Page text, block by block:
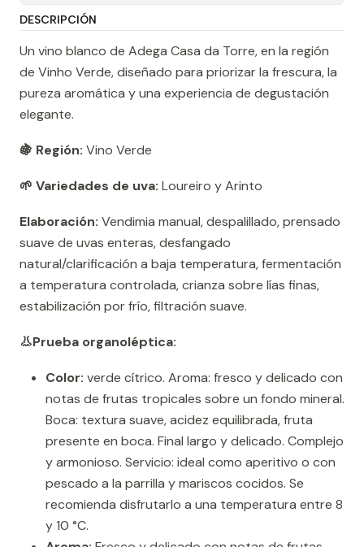
DESCRIPCIÓN
Un vino blanco de Adega Casa da Torre, en la región
de Vinho Verde, diseñado para priorizar la frescura, la
pureza aromática y una experiencia de degustación
elegante.
🍇 Región: Vino Verde
🌱 Variedades de uva: Loureiro y Arinto
Elaboración: Vendimia manual, despalillado, prensado
suave de uvas enteras, desfangado
natural/clarificación a baja temperatura, fermentación
a temperatura controlada, crianza sobre lías finas,
estabilización por frío, filtración suave.
👃Prueba organoléptica:
Color: verde cítrico. Aroma: fresco y delicado con
notas de frutas tropicales sobre un fondo mineral.
Boca: textura suave, acidez equilibrada, fruta
presente en boca. Final largo y delicado. Complejo
y armonioso. Servicio: ideal como aperitivo o con
pescado a la parrilla y mariscos cocidos. Se
recomienda disfrutarlo a una temperatura entre 8
y 10 °C.